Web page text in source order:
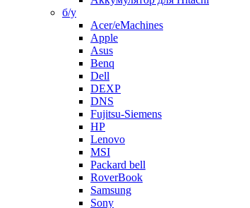
б/у
Acer/eMachines
Apple
Asus
Benq
Dell
DEXP
DNS
Fujitsu-Siemens
HP
Lenovo
MSI
Packard bell
RoverBook
Samsung
Sony